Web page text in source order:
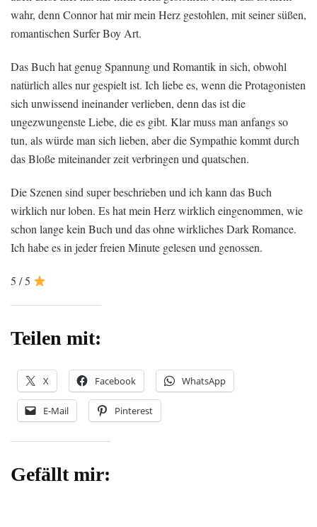
wahr, denn Connor hat mir mein Herz gestohlen, mit seiner süßen,
romantischen Surfer Boy Art.
Das Buch hat genug Spannung und Romantik in sich, obwohl
natürlich alles nur gespielt ist. Ich liebe es, wenn die Protagonisten
sich unwissend ineinander verlieben, denn das ist die
ungezwungenste Liebe, die es gibt. Klar muss man anfangs so
tun, als würde man sich lieben, aber die Sympathie kommt durch
das Bloße miteinander zeit verbringen und quatschen.
Die Szenen sind super beschrieben und ich kann das Buch
wirklich nur loben. Es hat mein Herz wirklich eingenommen, wie
schon lange kein Buch und das ohne wirkliches Dark Romance.
Ich habe es in jeder freien Minute gelesen und genossen.
5 / 5
Teilen mit:
X Facebook WhatsApp
E-Mail Pinterest
Gefällt mir: